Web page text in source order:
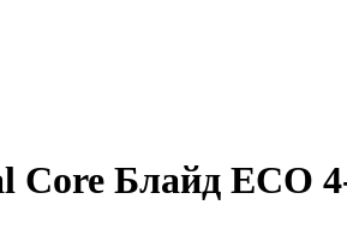
Блайд ECO